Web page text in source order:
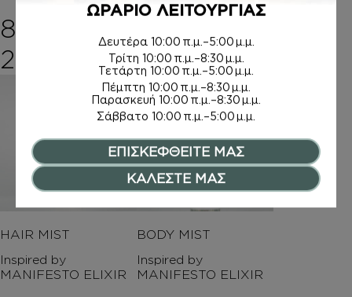
8,00
20,00
Price range: 8,00€
15,00 €
HAIR MIST
Inspired by
MANIFESTO ELIXIR
BODY MIST
Inspired by
MANIFESTO ELIXIR
ΩΡΑΡΙΟ ΛΕΙΤΟΥΡΓΙΑΣ
Δευτέρα 10:00 π.μ.–5:00 μ.μ.
Τρίτη 10:00 π.μ.–8:30 μ.μ.
Τετάρτη 10:00 π.μ.–5:00 μ.μ.
Πέμπτη 10:00 π.μ.–8:30 μ.μ.
Παρασκευή 10:00 π.μ.–8:30 μ.μ.
Σάββατο 10:00 π.μ.–5:00 μ.μ.
ΕΠΙΣΚΕΦΘΕΙΤΕ ΜΑΣ
ΚΑΛΕΣΤΕ ΜΑΣ